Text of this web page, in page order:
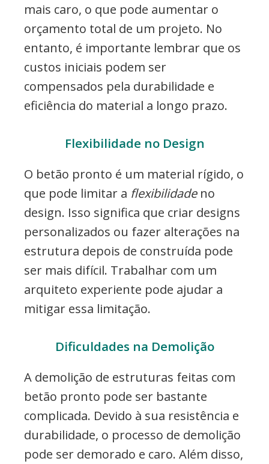
mais caro, o que pode aumentar o
orçamento total de um projeto. No
entanto, é importante lembrar que os
custos iniciais podem ser
compensados pela durabilidade e
eficiência do material a longo prazo.
Flexibilidade no Design
O betão pronto é um material rígido, o
que pode limitar a flexibilidadeno
design. Isso significa que criar designs
personalizados ou fazer alterações na
estrutura depois de construída pode
ser mais difícil. Trabalhar com um
arquiteto experiente pode ajudar a
mitigar essa limitação.
Dificuldades na Demolição
A demolição de estruturas feitas com
betão pronto pode ser bastante
complicada. Devido à sua resistência e
durabilidade, o processo de demolição
pode ser demorado e caro. Além disso,